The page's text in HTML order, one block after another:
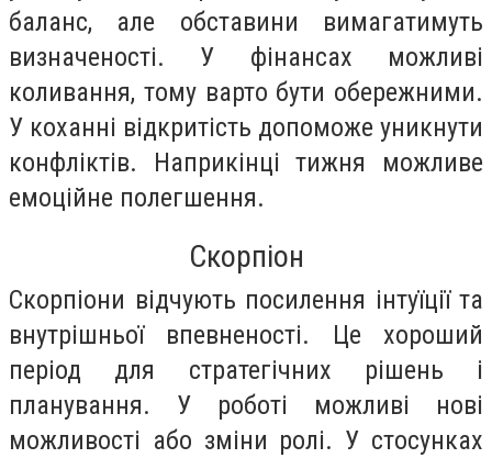
баланс, але обставини вимагатимуть
визначеності. У фінансах можливі
коливання, тому варто бути обережними.
У коханні відкритість допоможе уникнути
конфліктів. Наприкінці тижня можливе
емоційне полегшення.
Скорпіон
Скорпіони відчують посилення інтуїції та
внутрішньої впевненості. Це хороший
період для стратегічних рішень і
планування. У роботі можливі нові
можливості або зміни ролі. У стосунках